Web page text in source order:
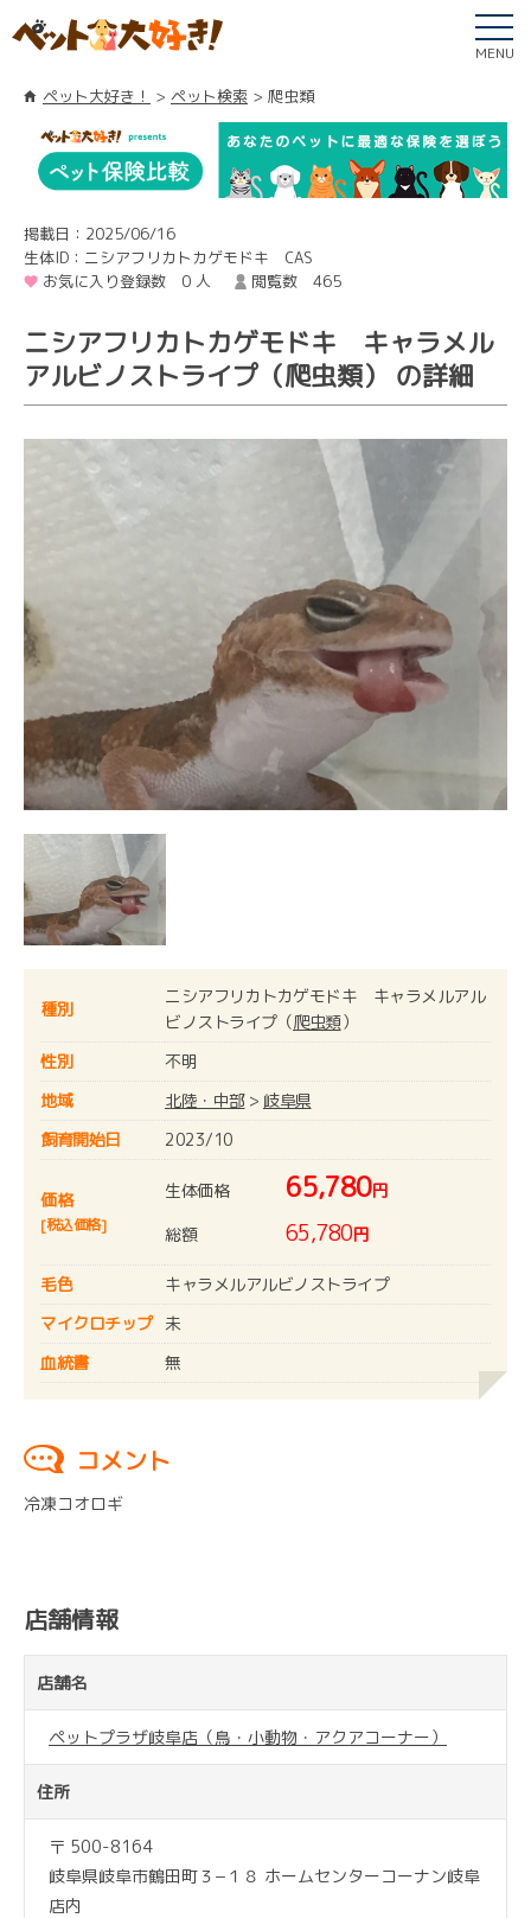
MENU
ペット大好き！ ペット検索 爬虫類
掲載日：2025/06/16
生体ID：ニシアフリカトカゲモドキ CAS
お気に入り登録数 0 人
閲覧数 465
ニシアフリカトカゲモドキ キャラメル
アルビノストライプ（爬虫類） の詳細
種別
ニシアフリカトカゲモドキ キャラメルアル
ビノストライプ（爬虫類）
性別
不明
地域
北陸・中部> 岐阜県
飼育開始日
2023/10
価格
[税込価格]
生体価格 65,780円
総額
65,780円
毛色
キャラメルアルビノストライプ
マイクロチップ
未
血統書
無
コメント
冷凍コオロギ
店舗情報
店舗名
ペットプラザ岐阜店（鳥・小動物・アクアコーナー）
住所
〒 500-8164
岐阜県岐阜市鶴田町３−１８ ホームセンターコーナン岐阜
店内